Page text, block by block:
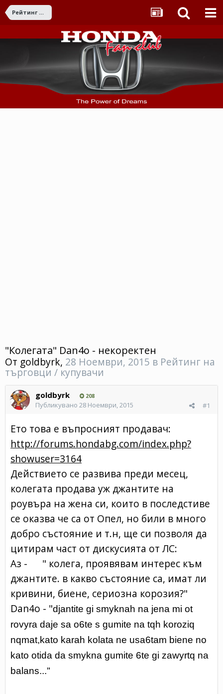
Рейтинг на търговци / купувачи
"Колегата" Dan4o - некоректен
От goldbyrk, 28 Ноември, 2015 в Рейтинг на
търговци / купувачи
goldbyrk 208
#1
Публикувано 28 Ноември, 2015
Ето това е въпросният продавач:
http://forums.hondabg.com/index.php?
showuser=3164
Действието се развива преди месец,
колегата продава уж джантите на
роувъра на жена си, които в последстиве
се оказва че са от Опел, но били в много
добро състояние и т.н, ще си позволя да
цитирам част от дискусията от ЛС:
Aз - " колега, проявявам интерес към
джантите. в какво състояние са, имат ли
кривини, биене, сериозна корозия?"
Dan4o - "djantite gi smyknah na jena mi ot
rovyra daje sa o6te s gumite na tqh koroziq
nqmat,kato karah kolata ne usa6tam biene no
kato otida da smykna gumite 6te gi zawyrtq na
balans..."